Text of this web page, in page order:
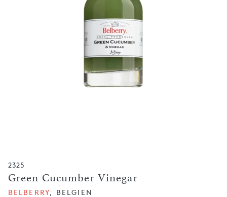
2325
Green Cucumber Vinegar
BELBERRY, BELGIEN